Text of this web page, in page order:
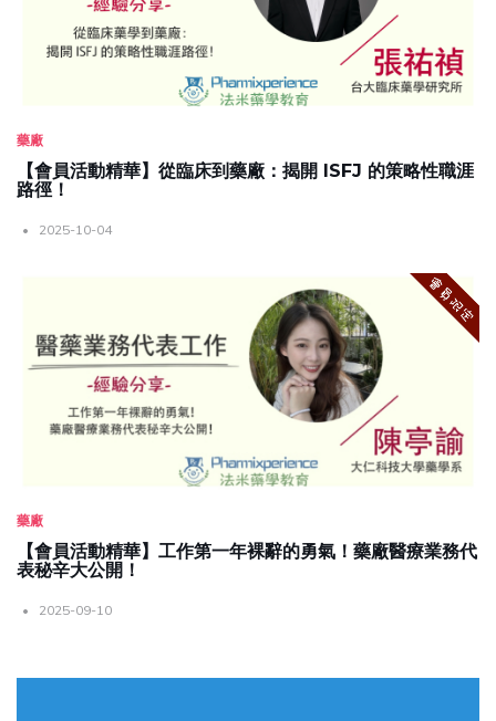
藥廠
【會員活動精華】從臨床到藥廠：揭開 ISFJ 的策略性職涯
路徑！
2025-10-04
藥廠
【會員活動精華】工作第一年裸辭的勇氣！藥廠醫療業務代
表秘辛大公開！
2025-09-10